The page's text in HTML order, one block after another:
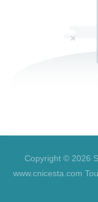
Copyright © 2026
www.cnicesta.com